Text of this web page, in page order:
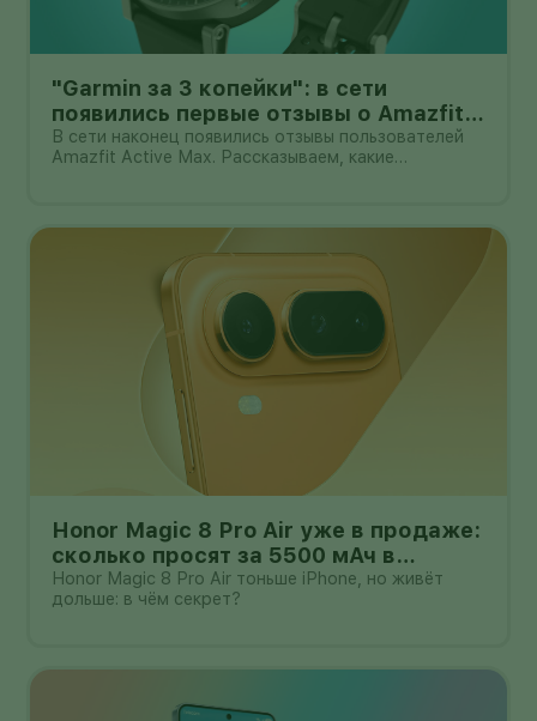
"Garmin за 3 копейки": в сети
появились первые отзывы о Amazfit
Active Max с оффлайн-картами
В сети наконец появились отзывы пользователей
Amazfit Active Max. Рассказываем, какие
Honor Magic 8 Pro Air уже в продаже:
сколько просят за 5500 мАч в
корпусе толщиной всего 6,1 мм?
Honor Magic 8 Pro Air тоньше iPhone, но живёт
дольше: в чём секрет?